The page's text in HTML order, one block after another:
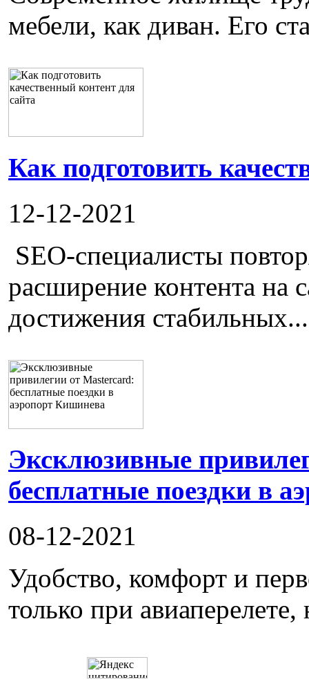
мебели, как диван. Его
Как подготовить
12-12-2021
SEO-специалисты
расширение контента на
достижения стабильных...
Эксклюзивные
бесплатные поездки в
08-12-2021
Удобство, комфорт и
только при